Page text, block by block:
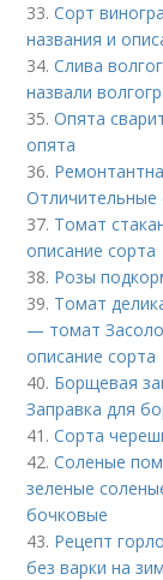
33.Сорт
названия и
34.Слива
назвали
35.Опята
опята
36.
Отличительные
37. Томат
описание сорта
38. Розы
39. Томат
— томат
описание сорта
40. Борщевая
Заправка для
41.Сорта
42.Соленые
зеленые
бочковые
43. Рецепт
без варки на